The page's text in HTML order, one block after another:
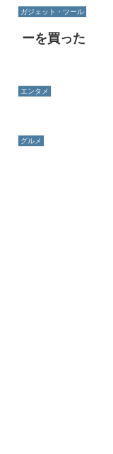
ガジェット・ツール
ーを買った
エンタメ
グルメ